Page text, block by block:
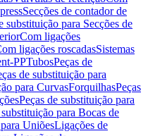
Secções de contador de
substituição para Secções de
Com ligações
ligações roscadasSistemas
PPTubosPeças de
de substituição para
para CurvasForquilhasPeças
Peças de substituição para
substituição para Bocas de
UniõesLigações de